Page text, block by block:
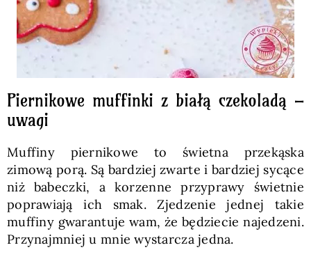
Piernikowe muffinki z białą czekoladą –
uwagi
Muffiny piernikowe to świetna przekąska
zimową porą. Są bardziej zwarte i bardziej sycące
niż babeczki, a korzenne przyprawy świetnie
poprawiają ich smak. Zjedzenie jednej takie
muffiny gwarantuje wam, że będziecie najedzeni.
Przynajmniej u mnie wystarcza jedna.